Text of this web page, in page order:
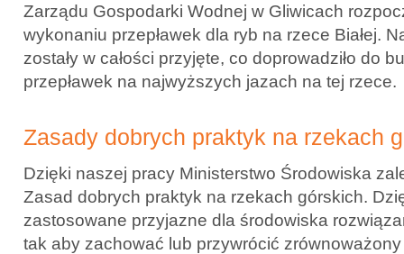
Zarządu Gospodarki Wodnej w Gliwicach
wykonaniu przepławek dla ryb na rzece Białej.
zostały w całości przyjęte, co doprowadziło do
przepławek na najwyższych jazach na tej rzece.
Zasady dobrych praktyk na rzekach
Dzięki naszej pracy Ministerstwo Środowiska
Zasad dobrych praktyk na rzekach górskich.
zastosowane przyjazne dla środowiska
tak aby zachować lub przywrócić